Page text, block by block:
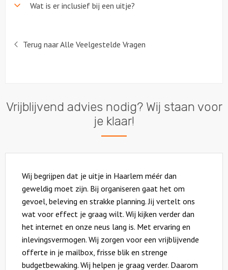
Wat is er inclusief bij een uitje?
Terug naar Alle Veelgestelde Vragen
Vrijblijvend advies nodig? Wij staan voor
je klaar!
Wij begrijpen dat je uitje in Haarlem méér dan
geweldig moet zijn. Bij organiseren gaat het om
gevoel, beleving en strakke planning. Jij vertelt ons
wat voor effect je graag wilt. Wij kijken verder dan
het internet en onze neus lang is. Met ervaring en
inlevingsvermogen. Wij zorgen voor een vrijblijvende
offerte in je mailbox, frisse blik en strenge
budgetbewaking. Wij helpen je graag verder. Daarom